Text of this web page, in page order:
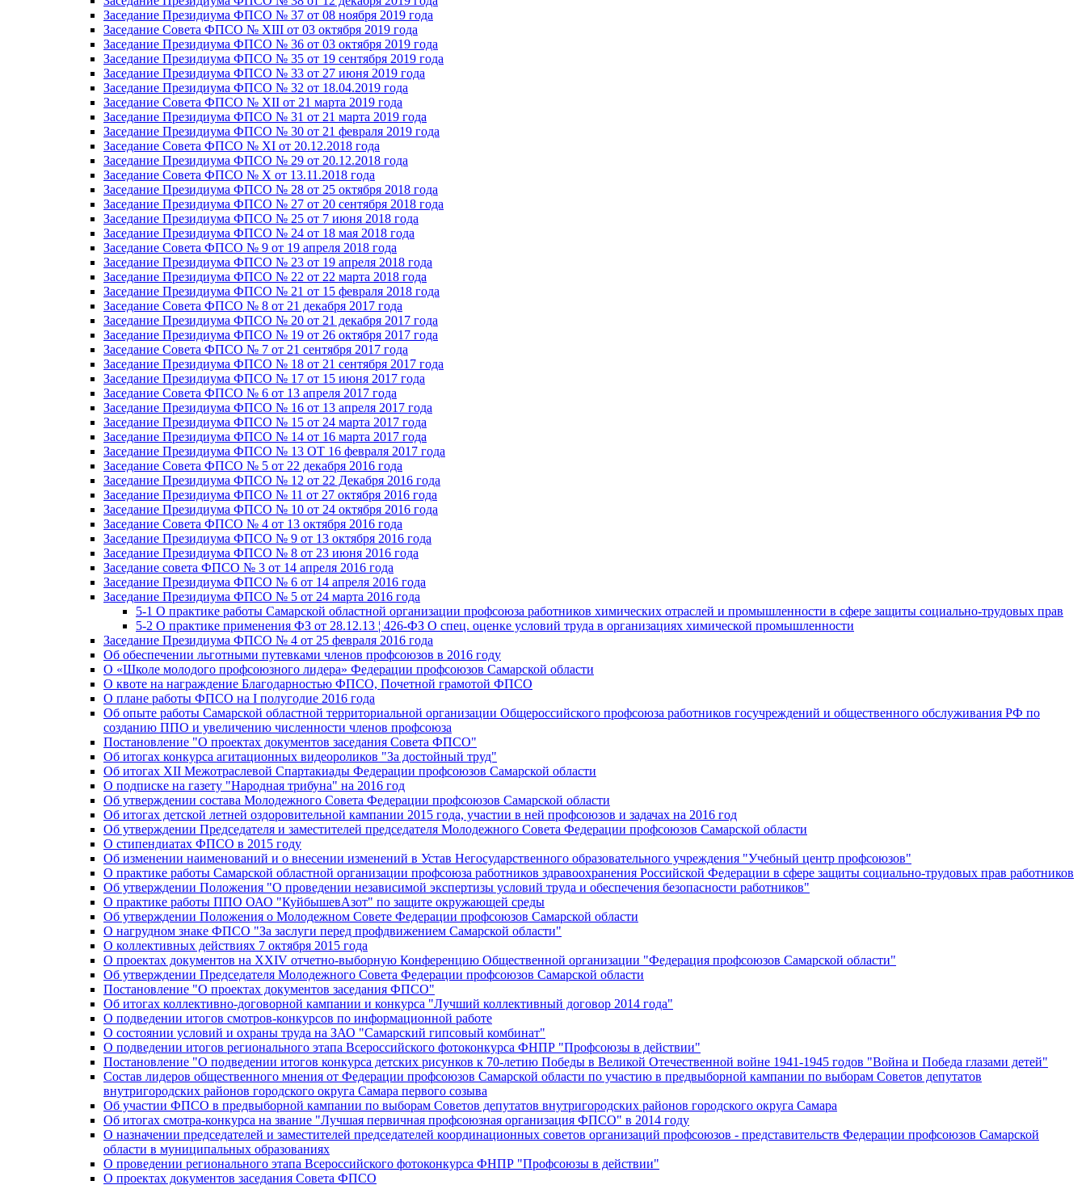
Заседание Президиума ФПСО № 37 от 08 ноября 2019 года
Заседание Совета ФПСО № XIII от 03 октября 2019 года
Заседание Президиума ФПСО № 36 от 03 октября 2019 года
Заседание Президиума ФПСО № 35 от 19 сентября 2019 года
Заседание Президиума ФПСО № 33 от 27 июня 2019 года
Заседание Президиума ФПСО № 32 от 18.04.2019 года
Заседание Совета ФПСО № XII от 21 марта 2019 года
Заседание Президиума ФПСО № 31 от 21 марта 2019 года
Заседание Президиума ФПСО № 30 от 21 февраля 2019 года
Заседание Совета ФПСО № XI от 20.12.2018 года
Заседание Президиума ФПСО № 29 от 20.12.2018 года
Заседание Совета ФПСО № X от 13.11.2018 года
Заседание Президиума ФПСО № 28 от 25 октября 2018 года
Заседание Президиума ФПСО № 27 от 20 сентября 2018 года
Заседание Президиума ФПСО № 25 от 7 июня 2018 года
Заседание Президиума ФПСО № 24 от 18 мая 2018 года
Заседание Совета ФПСО № 9 от 19 апреля 2018 года
Заседание Президиума ФПСО № 23 от 19 апреля 2018 года
Заседание Президиума ФПСО № 22 от 22 марта 2018 года
Заседание Президиума ФПСО № 21 от 15 февраля 2018 года
Заседание Совета ФПСО № 8 от 21 декабря 2017 года
Заседание Президиума ФПСО № 20 от 21 декабря 2017 года
Заседание Президиума ФПСО № 19 от 26 октября 2017 года
Заседание Совета ФПСО № 7 от 21 сентября 2017 года
Заседание Президиума ФПСО № 18 от 21 сентября 2017 года
Заседание Президиума ФПСО № 17 от 15 июня 2017 года
Заседание Совета ФПСО № 6 от 13 апреля 2017 года
Заседание Президиума ФПСО № 16 от 13 апреля 2017 года
Заседание Президиума ФПСО № 15 от 24 марта 2017 года
Заседание Президиума ФПСО № 14 от 16 марта 2017 года
Заседание Президиума ФПСО № 13 ОТ 16 февраля 2017 года
Заседание Совета ФПСО № 5 от 22 декабря 2016 года
Заседание Президиума ФПСО № 12 от 22 Декабря 2016 года
Заседание Президиума ФПСО № 11 от 27 октября 2016 года
Заседание Президиума ФПСО № 10 от 24 октября 2016 года
Заседание Совета ФПСО № 4 от 13 октября 2016 года
Заседание Президиума ФПСО № 9 от 13 октября 2016 года
Заседание Президиума ФПСО № 8 от 23 июня 2016 года
Заседание совета ФПСО № 3 от 14 апреля 2016 года
Заседание Президиума ФПСО № 6 от 14 апреля 2016 года
Заседание Президиума ФПСО № 5 от 24 марта 2016 года
5-1 О практике работы Самарской областной организации профсоюза работников химических отраслей и промышленности в сфере защиты социально-трудовых прав
5-2 О практике применения ФЗ от 28.12.13 ¦ 426-ФЗ О спец. оценке условий труда в организациях химической промышленности
Заседание Президиума ФПСО № 4 от 25 февраля 2016 года
Об обеспечении льготными путевками членов профсоюзов в 2016 году
О «Школе молодого профсоюзного лидера» Федерации профсоюзов Самарской области
О квоте на награждение Благодарностью ФПСО, Почетной грамотой ФПСО
О плане работы ФПСО на I полугодие 2016 года
Об опыте работы Самарской областной территориальной организации Общероссийского профсоюза работников госучреждений и общественного обслуживания РФ по
созданию ППО и увеличению численности членов профсоюза
Постановление "О проектах документов заседания Совета ФПСО"
Об итогах конкурса агитационных видеороликов "За достойный труд"
Об итогах XII Межотраслевой Спартакиады Федерации профсоюзов Самарской области
О подписке на газету "Народная трибуна" на 2016 год
Об утверждении состава Молодежного Совета Федерации профсоюзов Самарской области
Об итогах детской летней оздоровительной кампании 2015 года, участии в ней профсоюзов и задачах на 2016 год
Об утверждении Председателя и заместителей председателя Молодежного Совета Федерации профсоюзов Самарской области
О стипендиатах ФПСО в 2015 году
Об изменении наименований и о внесении изменений в Устав Негосударственного образовательного учреждения "Учебный центр профсоюзов"
О практике работы Самарской областной организации профсоюза работников здравоохранения Российской Федерации в сфере защиты социально-трудовых прав работников
Об утверждении Положения "О проведении независимой экспертизы условий труда и обеспечения безопасности работников"
О практике работы ППО ОАО "КуйбышевАзот" по защите окружающей среды
Об утверждении Положения о Молодежном Совете Федерации профсоюзов Самарской области
О нагрудном знаке ФПСО "За заслуги перед профдвижением Самарской области"
О коллективных действиях 7 октября 2015 года
О проектах документов на XXIV отчетно-выборную Конференцию Общественной организации "Федерация профсоюзов Самарской области"
Об утверждении Председателя Молодежного Совета Федерации профсоюзов Самарской области
Постановление "О проектах документов заседания ФПСО"
Об итогах коллективно-договорной кампании и конкурса "Лучший коллективный договор 2014 года"
О подведении итогов смотров-конкурсов по информационной работе
О состоянии условий и охраны труда на ЗАО "Самарский гипсовый комбинат"
О подведении итогов регионального этапа Всероссийского фотоконкурса ФНПР "Профсоюзы в действии"
Постановление "О подведении итогов конкурса детских рисунков к 70-летию Победы в Великой Отечественной войне 1941-1945 годов "Война и Победа глазами детей"
Состав лидеров общественного мнения от Федерации профсоюзов Самарской области по участию в предвыборной кампании по выборам Советов депутатов
внутригородских районов городского округа Самара первого созыва
Об участии ФПСО в предвыборной кампании по выборам Советов депутатов внутригородских районов городского округа Самара
Об итогах смотра-конкурса на звание "Лучшая первичная профсоюзная организация ФПСО" в 2014 году
О назначении председателей и заместителей председателей координационных советов организаций профсоюзов - представительств Федерации профсоюзов Самарской
области в муниципальных образованиях
О проведении регионального этапа Всероссийского фотоконкурса ФНПР "Профсоюзы в действии"
О проектах документов заседания Совета ФПСО